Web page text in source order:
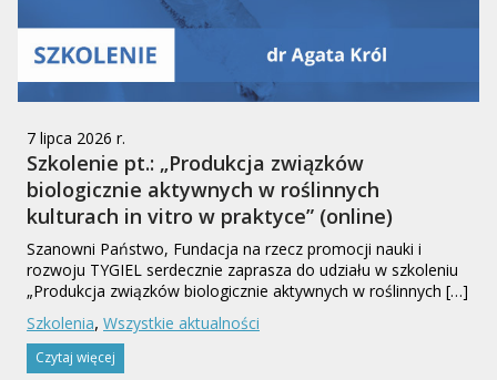
7 lipca 2026 r.
Szkolenie pt.: „Produkcja związków
biologicznie aktywnych w roślinnych
kulturach in vitro w praktyce” (online)
Szanowni Państwo, Fundacja na rzecz promocji nauki i
rozwoju TYGIEL serdecznie zaprasza do udziału w szkoleniu
„Produkcja związków biologicznie aktywnych w roślinnych […]
Szkolenia, Wszystkie aktualności
Czytaj więcej